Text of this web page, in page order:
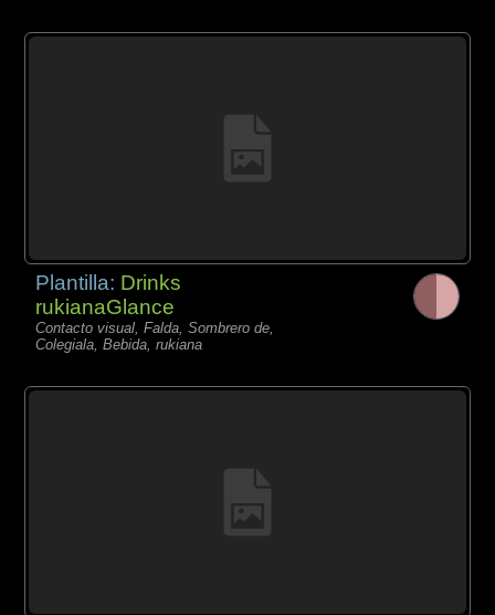
Plantilla: Drinks
rukianaGlance
Contacto visual, Falda, Sombrero de,
Colegiala, Bebida, rukiana